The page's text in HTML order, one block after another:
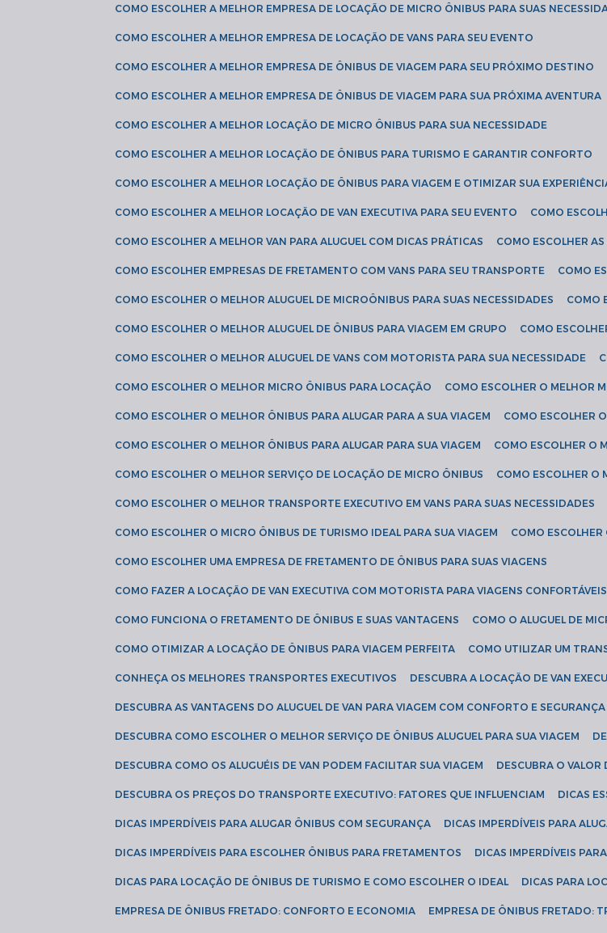
COMO ESCOLHER A MELHOR EMPRESA DE LOCAÇÃO DE MICRO ÔNIBUS PARA SUAS
COMO ESCOLHER A MELHOR EMPRESA DE LOCAÇÃO DE VANS PARA SEU EVENTO
COMO ESCOLHER A MELHOR EMPRESA DE ÔNIBUS DE VIAGEM PARA SEU PRÓXIMO DESTINO
COMO ESCOLHER A MELHOR EMPRESA DE ÔNIBUS DE VIAGEM PARA SUA PRÓXIMA AVENTURA
COMO ESCOLHER A MELHOR LOCAÇÃO DE MICRO ÔNIBUS PARA SUA NECESSIDADE
COMO ESCOLHER A MELHOR LOCAÇÃO DE ÔNIBUS PARA TURISMO E GARANTIR CONFORTO
COMO ESCOLHER A MELHOR LOCAÇÃO DE ÔNIBUS PARA VIAGEM E OTIMIZAR SUA
COMO ESCOLHER A MELHOR LOCAÇÃO DE VAN EXECUTIVA PARA SEU EVENTO COMO
COMO ESCOLHER A MELHOR VAN PARA ALUGUEL COM DICAS PRÁTICAS COMO ESCOLHER
COMO ESCOLHER EMPRESAS DE FRETAMENTO COM VANS PARA SEU TRANSPORTE COMO
COMO ESCOLHER O MELHOR ALUGUEL DE MICROÔNIBUS PARA SUAS NECESSIDADES
COMO ESCOLHER O MELHOR ALUGUEL DE ÔNIBUS PARA VIAGEM EM GRUPO COMO
COMO ESCOLHER O MELHOR ALUGUEL DE VANS COM MOTORISTA PARA SUA NECESSIDADE
COMO ESCOLHER O MELHOR MICRO ÔNIBUS PARA LOCAÇÃO COMO ESCOLHER O MELHOR
COMO ESCOLHER O MELHOR ÔNIBUS PARA ALUGAR PARA A SUA VIAGEM COMO ESCOLHER
COMO ESCOLHER O MELHOR ÔNIBUS PARA ALUGAR PARA SUA VIAGEM COMO ESCOLHER O
COMO ESCOLHER O MELHOR SERVIÇO DE LOCAÇÃO DE MICRO ÔNIBUS COMO ESCOLHER
COMO ESCOLHER O MELHOR TRANSPORTE EXECUTIVO EM VANS PARA SUAS NECESSIDADES
COMO ESCOLHER O MICRO ÔNIBUS DE TURISMO IDEAL PARA SUA VIAGEM COMO
COMO ESCOLHER UMA EMPRESA DE FRETAMENTO DE ÔNIBUS PARA SUAS VIAGENS
COMO FAZER A LOCAÇÃO DE VAN EXECUTIVA COM MOTORISTA PARA VIAGENS CONFORTÁVEIS
COMO FUNCIONA O FRETAMENTO DE ÔNIBUS E SUAS VANTAGENS COMO O ALUGUEL DE
COMO OTIMIZAR A LOCAÇÃO DE ÔNIBUS PARA VIAGEM PERFEITA COMO UTILIZAR UM
CONHEÇA OS MELHORES TRANSPORTES EXECUTIVOS DESCUBRA A LOCAÇÃO DE VAN
DESCUBRA AS VANTAGENS DO ALUGUEL DE VAN PARA VIAGEM COM CONFORTO E SEGURANÇA
DESCUBRA COMO ESCOLHER O MELHOR SERVIÇO DE ÔNIBUS ALUGUEL PARA SUA VIAGEM
DESCUBRA COMO OS ALUGUÉIS DE VAN PODEM FACILITAR SUA VIAGEM DESCUBRA O
DESCUBRA OS PREÇOS DO TRANSPORTE EXECUTIVO: FATORES QUE INFLUENCIAM DICAS
DICAS IMPERDÍVEIS PARA ALUGAR ÔNIBUS COM SEGURANÇA DICAS IMPERDÍVEIS PARA
DICAS IMPERDÍVEIS PARA ESCOLHER ÔNIBUS PARA FRETAMENTOS DICAS IMPERDÍVEIS
DICAS PARA LOCAÇÃO DE ÔNIBUS DE TURISMO E COMO ESCOLHER O IDEAL DICAS PARA
EMPRESA DE ÔNIBUS FRETADO: CONFORTO E ECONOMIA EMPRESA DE ÔNIBUS FRETADO: